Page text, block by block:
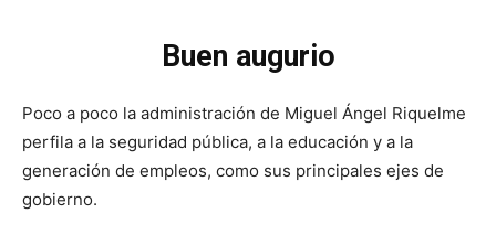
Buen augurio
Poco a poco la administración de Miguel Ángel Riquelme
perfila a la seguridad pública, a la educación y a la
generación de empleos, como sus principales ejes de
gobierno.